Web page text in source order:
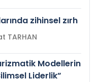
zihinsel zırh
Prof.Dr. Nevzat TARHAN
Modellerin
Liderlik”